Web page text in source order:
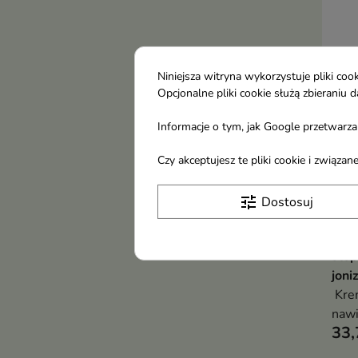
Niniejsza witryna wykorzystuje pliki
Opcjonalne pliki cookie służą
Informacje o tym, jak Google
Czy akceptujesz te pliki cookie i
tune Dostosuj